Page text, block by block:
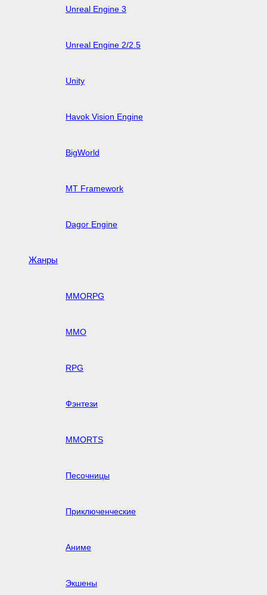
Unreal Engine 3
Unreal Engine 2/2.5
Unity
Havok Vision Engine
BigWorld
MT Framework
Dagor Engine
Жанры
MMORPG
MMO
RPG
Фэнтези
MMORTS
Песочницы
Приключенческие
Аниме
Экшены